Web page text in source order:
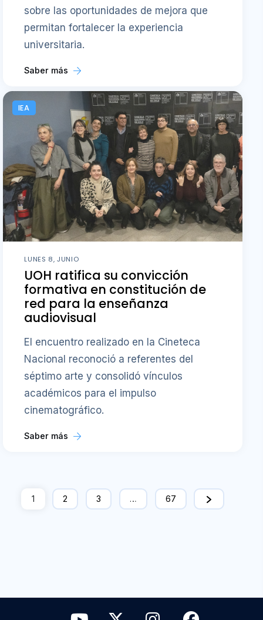
sobre las oportunidades de mejora que
permitan fortalecer la experiencia
universitaria.
Saber más
IEA
LUNES 8, JUNIO
UOH ratifica su convicción
formativa en constitución de
red para la enseñanza
audiovisual
El encuentro realizado en la Cineteca
Nacional reconoció a referentes del
séptimo arte y consolidó vínculos
académicos para el impulso
cinematográfico.
Saber más
1 2 3 … 67